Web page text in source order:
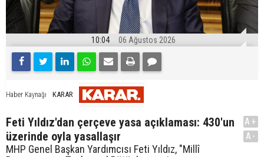
10:04 06 Ağustos 2026
Haber Kaynağı KARAR
Feti Yıldız'dan çerçeve yasa açıklaması: 430'un
üzerinde oyla yasallaşır
MHP Genel Başkan Yardımcısı Feti Yıldız, "Millî
A+
A-